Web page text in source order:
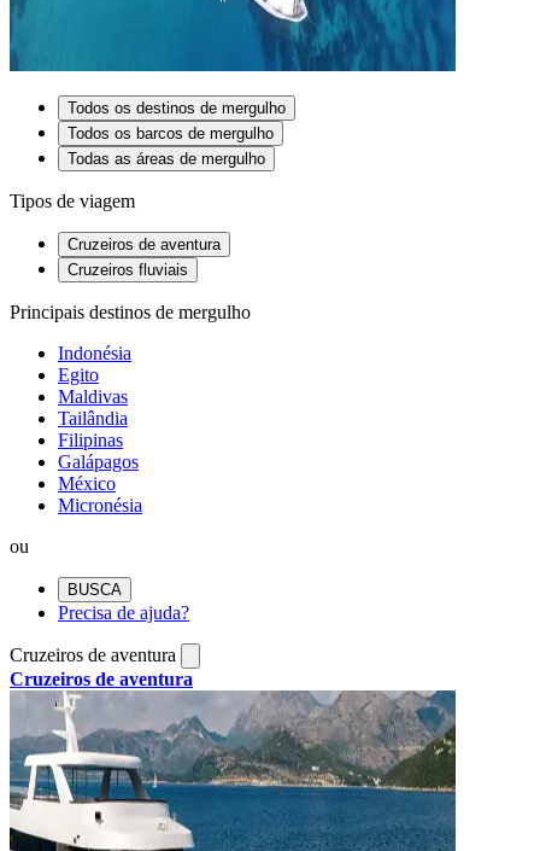
Todos os destinos de mergulho
Todos os barcos de mergulho
Todas as áreas de mergulho
Tipos de viagem
Cruzeiros de aventura
Cruzeiros fluviais
Principais destinos de mergulho
Indonésia
Egito
Maldivas
Tailândia
Filipinas
Galápagos
México
Micronésia
ou
BUSCA
Precisa de ajuda?
Cruzeiros de aventura
Cruzeiros de aventura